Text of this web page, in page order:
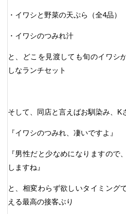
・イワシと野菜の天ぷら（全4品）
・イワシのつみれ汁
と、どこを見渡しても旬のイワシ
しなランチセット
そして、同店と言えばお馴染み、K
『イワシのつみれ、凄いですよ』
『男性だと少なめになりますので
しますね』
と、相変わらず欲しいタイミング
える最高の接客ぶり